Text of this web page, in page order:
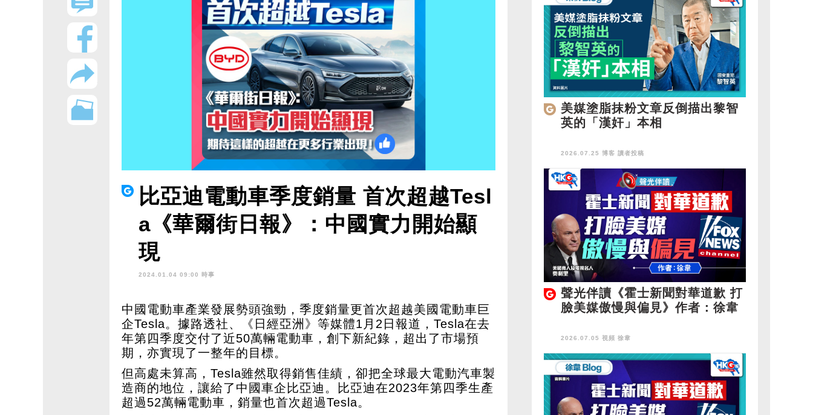
比亞迪電動車季度銷量 首次超越Tesl
a《華爾街日報》：中國實力開始顯
現
2024.01.04 09:00 時事
中國電動車產業發展勢頭強勁，季度銷量更首次超越美國電動車巨
企Tesla。據路透社、《日經亞洲》等媒體1月2日報道，Tesla在去
年第四季度交付了近50萬輛電動車，創下新紀錄，超出了市場預
期，亦實現了一整年的目標。
但高處未算高，Tesla雖然取得銷售佳績，卻把全球最大電動汽車製
造商的地位，讓給了中國車企比亞迪。比亞迪在2023年第四季生產
超過52萬輛電動車，銷量也首次超過Tesla。
美媒塗脂抹粉文章反倒描出黎智
英的「漢奸」本相
2026.07.25 博客 讀者投稿
聲光伴讀《霍士新聞對華道歉 打
臉美媒傲慢與偏見》作者：徐韋
2026.07.05 視頻 徐韋